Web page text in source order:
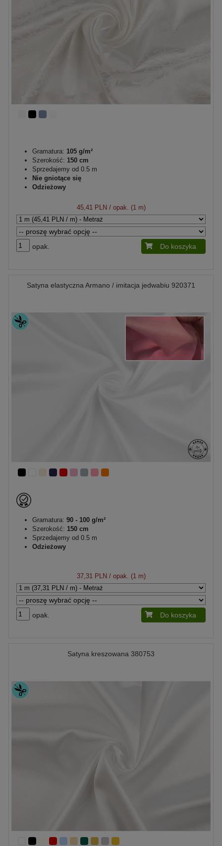
Gramatura: 105 g/m²
Szerokość: 150 cm
Sprzedajemy od 0.5 m
Nie gniotące się
Odzieżowy
45,41 PLN/ opak. (1 m)
opak. Do koszyka
Satyna elastyczna Armano / imitacja jedwabiu 920371
Gramatura: 90 - 100 g/m²
Szerokość: 150 cm
Sprzedajemy od 0.5 m
Odzieżowy
37,31 PLN / opak. (1 m)
opak. Do koszyka
Satyna kreszowana 380753